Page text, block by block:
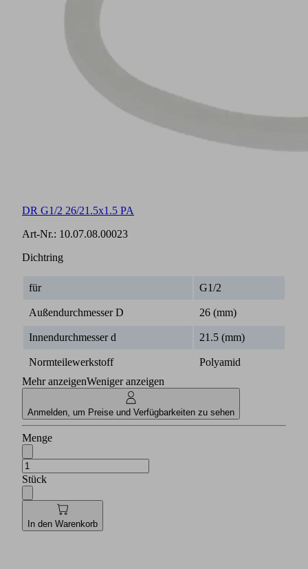
DR G1/2 26/21.5x1.5 PA
Art-Nr.: 10.07.08.00023
Dichtring
für G1/2
Außendurchmesser D 26 (mm)
Innendurchmesser d 21.5 (mm)
Normteilewerkstoff
Polyamid
Mehr anzeigenWeniger anzeigen
Anmelden, um Preise und Verfügbarkeiten zu sehen
Menge
Stück
In den Warenkorb